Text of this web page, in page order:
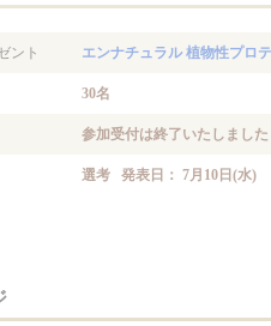
ント エンナチュラル 植物性プロ
30名
参加受付は終了いたしました
選考 発表日： 7月10日(水)